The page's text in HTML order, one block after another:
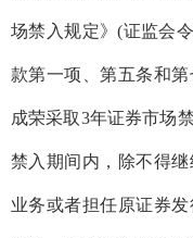
场禁入规定》(证监会
款第一项、第五条和
成荣采取3年证券市场
禁入期间内，除不得
业务或者担任原证券